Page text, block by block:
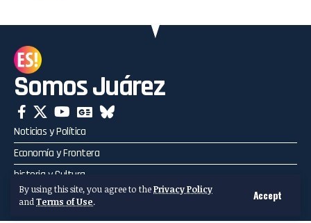
By using this site, you agree to thePrivacy Policy
andTerms of Use. Accept
Somos Juárez
Noticias y Política
Economía y Frontera
historia y Cultura
Deporte y Entretenimiento